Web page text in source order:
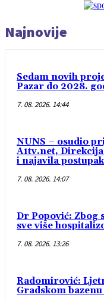
Najnovije
Sedam novih
Pazar do 2028.
7. 08. 2026. 14:44
NUNS – osudio
A1tv.net,
i najavila postupak
7. 08. 2026. 14:07
Dr Popović: Zbog
sve više
7. 08. 2026. 13:26
Radomirović:
Gradskom